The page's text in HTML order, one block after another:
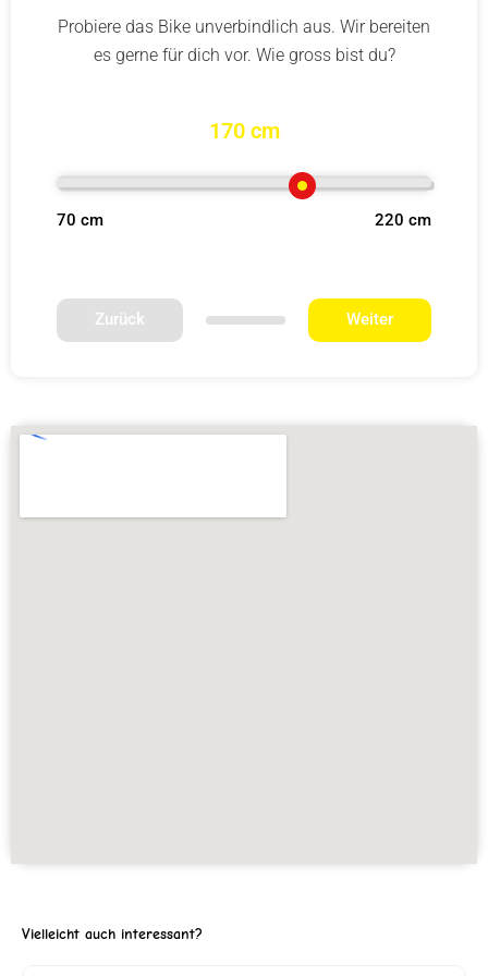
Probiere das Bike unverbindlich aus. Wir bereiten
es gerne für dich vor. Wie gross bist du?
170 cm
70 cm 220 cm
Zurück Weiter
Vielleicht auch interessant?